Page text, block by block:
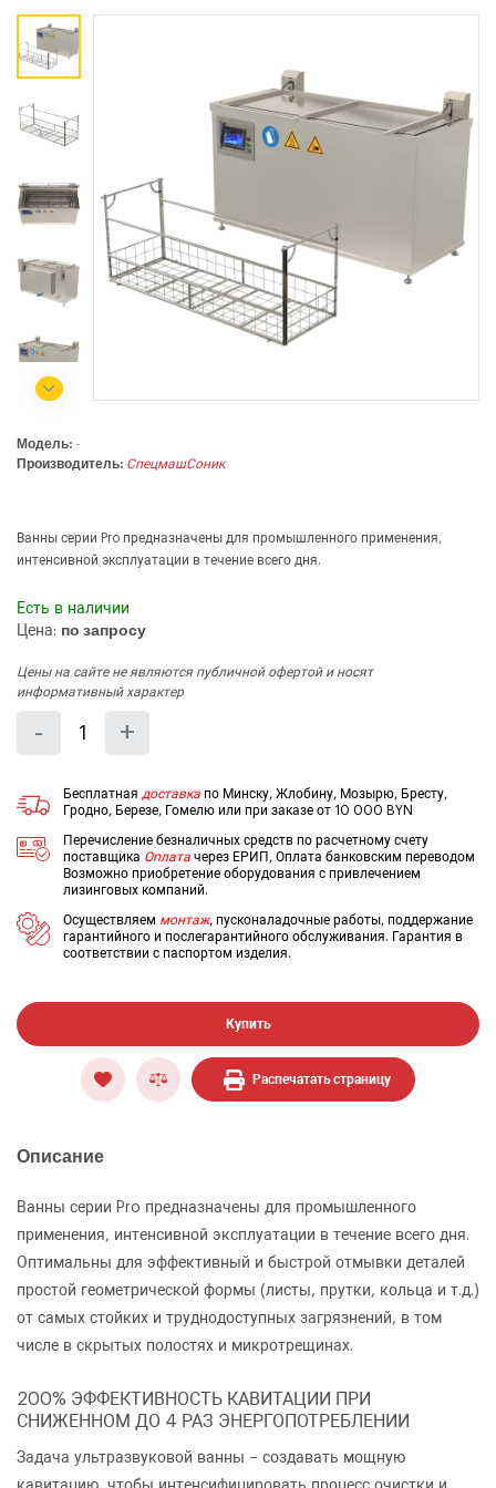
Коммерческий отдел:
+375 44
+375 29
Сервисный центр:
+375 44 788-25-99
220004, г. Минск, ул. Западная,
11а, оф. 2
Режим работы:
с 8:00 до 17:00, сб, вс - выходной
Модель: -
Производитель: СпецмашСоник
Ванны серии Pro предназначены для промышленного применения,
интенсивной эксплуатации в течение всего дня.
Есть в наличии
Цена: по запросу
Цены на сайте не являются публичной офертой и носят
информативный характер
- Уменьшить
на
еденицу
+
на
еденицу
Бесплатная доставка по Минску, Жлобину, Мозырю, Бресту,
Гродно, Березе, Гомелю или при заказе от 10 000 BYN
Перечисление безналичных средств по расчетному счету
поставщика Оплата через ЕРИП, Оплата банковским переводом
Возможно приобретение оборудования с привлечением
лизинговых компаний.
Осуществляем монтаж, пусконаладочные работы, поддержание
гарантийного и послегарантийного обслуживания. Гарантия в
соответствии с паспортом изделия.
Купить
Распечатать страницу
Описание
Ванны серии Pro предназначены для промышленного
применения, интенсивной эксплуатации в течение всего дня.
Оптимальны для эффективный и быстрой отмывки деталей
простой геометрической формы (листы, прутки, кольца и т.д.)
от самых стойких и труднодоступных загрязнений, в том
числе в скрытых полостях и микротрещинах.
200% ЭФФЕКТИВНОСТЬ КАВИТАЦИИ ПРИ
СНИЖЕННОМ ДО 4 РАЗ ЭНЕРГОПОТРЕБЛЕНИИ
Задача ультразвуковой ванны – создавать мощную